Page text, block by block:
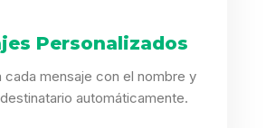
Personalizados
cada mensaje con el nombre y
automáticamente.